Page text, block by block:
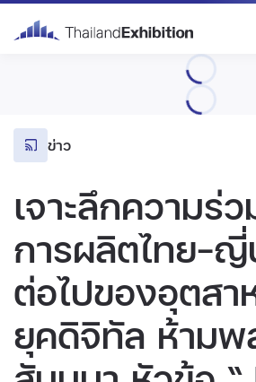
ข่าว
เจาะลึกความร่
การผลิตไทย-
ต่อไปของอุตสา
ยุคดิจิทัล ห้ามพ